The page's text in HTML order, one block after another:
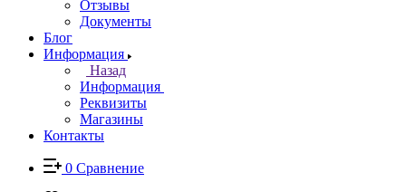
Отзывы
Документы
Блог
Информация
Назад
Информация
Реквизиты
Магазины
Контакты
0 Сравнение